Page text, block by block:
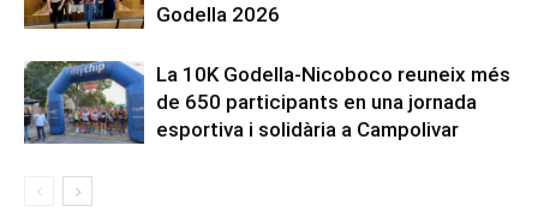
Godella 2026
La 10K Godella-Nicoboco reuneix més
de 650 participants en una jornada
esportiva i solidària a Campolivar